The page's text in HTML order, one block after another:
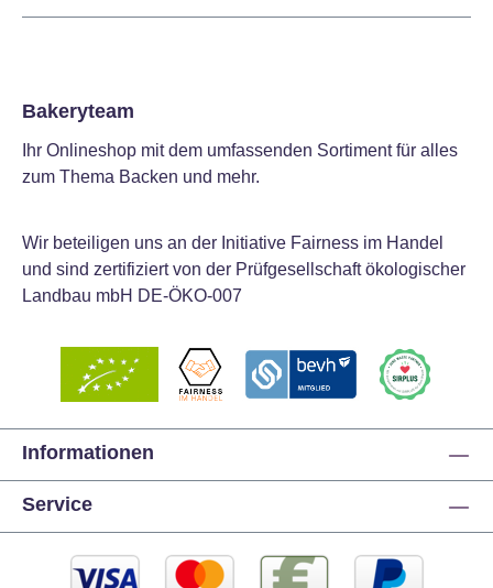
Bakeryteam
Ihr Onlineshop mit dem umfassenden Sortiment für alles
zum Thema Backen und mehr.
Wir beteiligen uns an der Initiative Fairness im Handel
und sind zertifiziert von der Prüfgesellschaft ökologischer
Landbau mbH DE-ÖKO-007
Informationen
Service